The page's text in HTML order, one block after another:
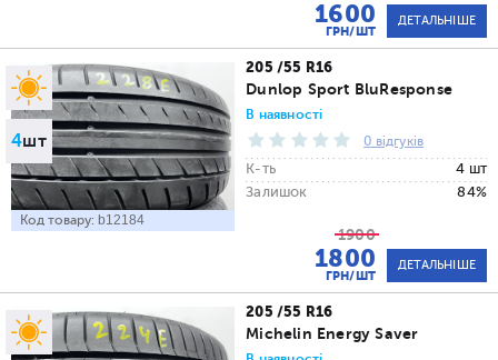
1600
ГРН/ШТ
ДЕТАЛЬНІШЕ
4шт
Код товару: b12184
205 /55 R16
Dunlop Sport BluResponse
В наявності
0 відгуків
К-ть
4 шт
Залишок
84%
1900
1800
ГРН/ШТ
ДЕТАЛЬНІШЕ
205 /55 R16
Michelin Energy Saver